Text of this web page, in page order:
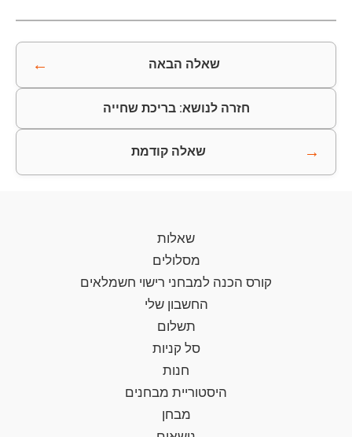
שאלה הבאה ←
חזרה לנושא: בריכת שחייה
→ שאלה קודמת
שאלות
מסלולים
קורס הכנה למבחני רישוי חשמלאים
החשבון שלי
תשלום
סל קניות
חנות
היסטוריית מבחנים
מבחן